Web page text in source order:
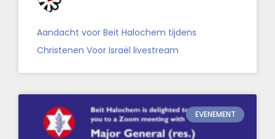
Aandacht voor Beit Halochem tijdens
Christenen Voor Israël livestream
EVENEMENT